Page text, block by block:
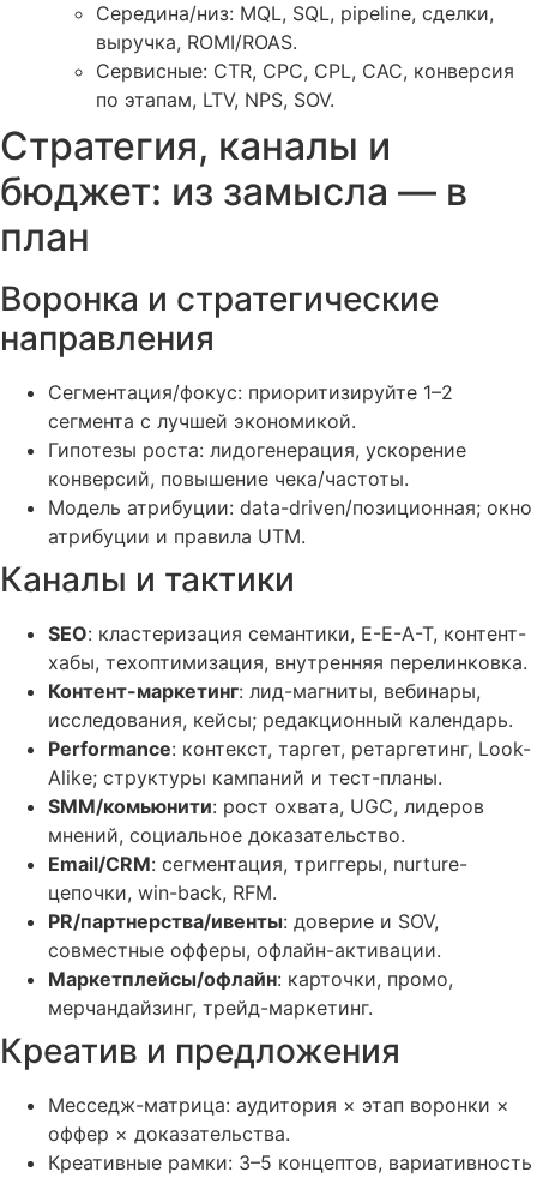
Середина/низ: MQL, SQL, pipeline, сделки,
выручка, ROMI/ROAS.
Сервисные: CTR, CPC, CPL, CAC, конверсия
по этапам, LTV, NPS, SOV.
Стратегия, каналы и
бюджет: из замысла — в
план
Воронка и стратегические
направления
Сегментация/фокус: приоритизируйте 1–2
сегмента с лучшей экономикой.
Гипотезы роста: лидогенерация, ускорение
конверсий, повышение чека/частоты.
Модель атрибуции: data-driven/позиционная; окно
атрибуции и правила UTM.
Каналы и тактики
SEO: кластеризация семантики, E-E-A-T, контент-
хабы, техоптимизация, внутренняя перелинковка.
Контент-маркетинг: лид-магниты, вебинары,
исследования, кейсы; редакционный календарь.
Performance: контекст, таргет, ретаргетинг, Look-
Alike; структуры кампаний и тест-планы.
SMM/комьюнити: рост охвата, UGC, лидеров
мнений, социальное доказательство.
Email/CRM: сегментация, триггеры, nurture-
цепочки, win-back, RFM.
PR/партнерства/ивенты: доверие и SOV,
совместные офферы, офлайн-активации.
Маркетплейсы/офлайн: карточки, промо,
мерчандайзинг, трейд-маркетинг.
Креатив и предложения
Месседж-матрица: аудитория × этап воронки ×
оффер × доказательства.
Креативные рамки: 3–5 концептов, вариативность